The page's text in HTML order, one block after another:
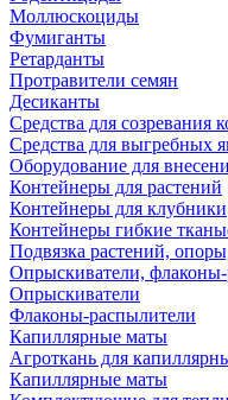
Моллюскоциды
Фумиганты
Ретарданты
Протравители семян
Десиканты
Средства для созревания
Средства для выгребных
Оборудование для
Контейнеры для растений
Контейнеры для клубники
Контейнеры гибкие
Подвязка растений,
Опрыскиватели,
Опрыскиватели
Флаконы-распылители
Капиллярные маты
Агроткань для
Капиллярные маты